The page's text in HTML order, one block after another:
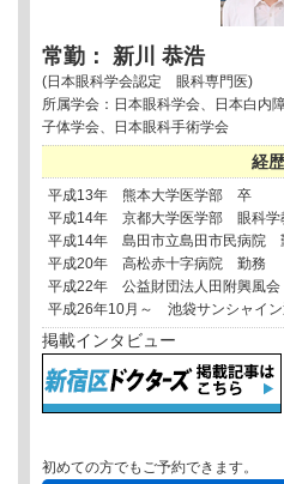
常勤： 新川 恭浩
(日本眼科学会認定 眼科専門医)
所属学会：日本眼科学会、日本白内
子体学会、日本眼科手術学会
経歴
平成13年 熊本大学医学部 卒
平成14年 京都大学医学部 眼科学
平成14年 島田市立島田市民病院
平成20年 高松赤十字病院 勤務
平成22年 公益財団法人田附興風
平成26年10月～ 池袋サンシャイン
掲載インタビュー
初めての方でもご予約できます。